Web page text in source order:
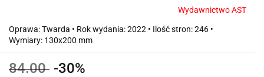
Wydawnictwo AST
Oprawa: Twarda • Rok wydania: 2022 • Ilość stron: 246 •
Wymiary: 130x200 mm
84.00 -30%